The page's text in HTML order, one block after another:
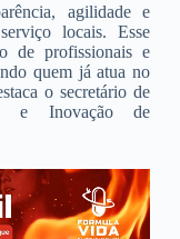
agilidade e
locais. Esse
de profissionais e
quem já atua no
o secretário de
e Inovação de